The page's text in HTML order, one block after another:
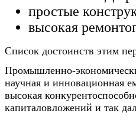
простые
высокая
Список достоинств этим
Промышленно-
научная и инновационная
высокая
капиталовложений и так